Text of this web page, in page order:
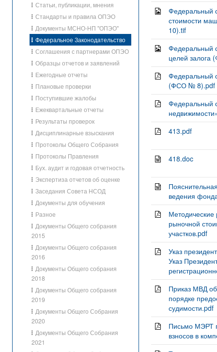
Федеральный
стоимости
10).tif
Федеральный
целей
Федеральный
(ФСО № 8).pdf
Федеральный
413.pdf
418.doc
ведения
рыночной
участков.pdf
Указ
Указ
Приказ МВД
порядке
судимости.pdf
Письмо МЭРТ
взносов в
Статьи, публикации, мнения
Стандарты и правила ОПЭО
Документы МСНО-НП "ОПЭО"
Федеральное Законодательство
Соглашения с партнерами ОПЭО
Образцы отчетов и заявлений
Ежегодные отчеты
Плановые проверки
Поступившие жалобы
Ежеквартальные отчеты
Результаты проверок
Дисциплинарные взыскания
Протоколы Общего Собрания
Протоколы Правления
Бух. аудит и годовая отчетность
Экспертиза отчетов об оценке
Заседания Совета НСОД
Документы для обучения
Разное
Документы Общего собрания
2015
Документы Общего собрания
2016
Документы Общего собрания
2018
Документы Общего собрания
2019
Документы Общего Собрания
2020
Документы Общего Собрания
2021